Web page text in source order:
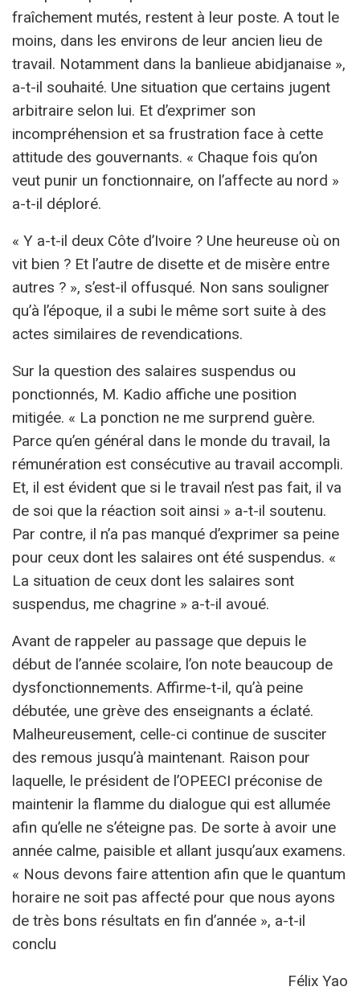
fraîchement mutés, restent à leur poste. A tout le
moins, dans les environs de leur ancien lieu de
travail. Notamment dans la banlieue abidjanaise »,
a-t-il souhaité. Une situation que certains jugent
arbitraire selon lui. Et d’exprimer son
incompréhension et sa frustration face à cette
attitude des gouvernants. « Chaque fois qu’on
veut punir un fonctionnaire, on l’affecte au nord »
a-t-il déploré.
« Y a-t-il deux Côte d’Ivoire ? Une heureuse où on
vit bien ? Et l’autre de disette et de misère entre
autres ? », s’est-il offusqué. Non sans souligner
qu’à l’époque, il a subi le même sort suite à des
actes similaires de revendications.
Sur la question des salaires suspendus ou
ponctionnés, M. Kadio affiche une position
mitigée. « La ponction ne me surprend guère.
Parce qu’en général dans le monde du travail, la
rémunération est consécutive au travail accompli.
Et, il est évident que si le travail n’est pas fait, il va
de soi que la réaction soit ainsi » a-t-il soutenu.
Par contre, il n’a pas manqué d’exprimer sa peine
pour ceux dont les salaires ont été suspendus. «
La situation de ceux dont les salaires sont
suspendus, me chagrine » a-t-il avoué.
Avant de rappeler au passage que depuis le
début de l’année scolaire, l’on note beaucoup de
dysfonctionnements. Affirme-t-il, qu’à peine
débutée, une grève des enseignants a éclaté.
Malheureusement, celle-ci continue de susciter
des remous jusqu’à maintenant. Raison pour
laquelle, le président de l’OPEECI préconise de
maintenir la flamme du dialogue qui est allumée
afin qu’elle ne s’éteigne pas. De sorte à avoir une
année calme, paisible et allant jusqu’aux examens.
« Nous devons faire attention afin que le quantum
horaire ne soit pas affecté pour que nous ayons
de très bons résultats en fin d’année », a-t-il
conclu
Félix Yao